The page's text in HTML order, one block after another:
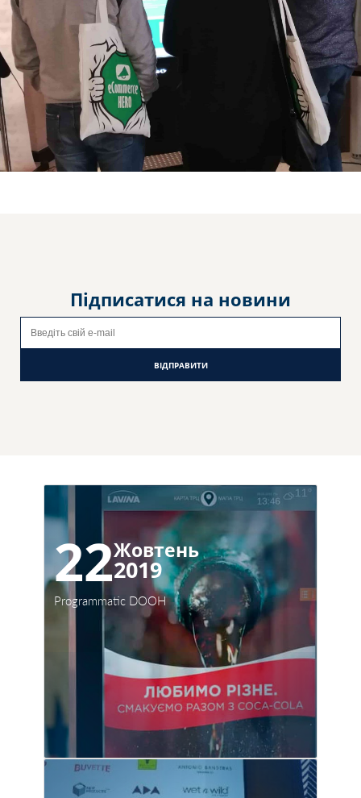
Підписатися на новини
ВІДПРАВИТИ
22Жовтень
2019
Programmatic DOOH